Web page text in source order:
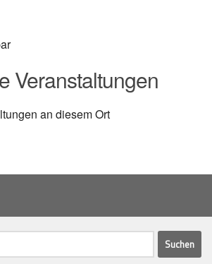
Veranstaltungen
an diesem Ort